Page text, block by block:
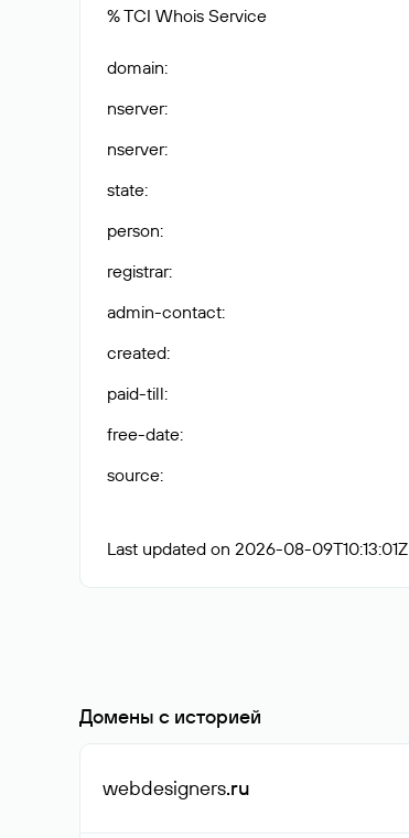
% TCI Whois Service
domain:
nserver:
nserver:
state:
person:
registrar:
admin-contact:
created:
paid-till:
free-date:
source:
Last updated on 2026-08-09T10:13:01Z
Домены с историей
webdesigners.ru